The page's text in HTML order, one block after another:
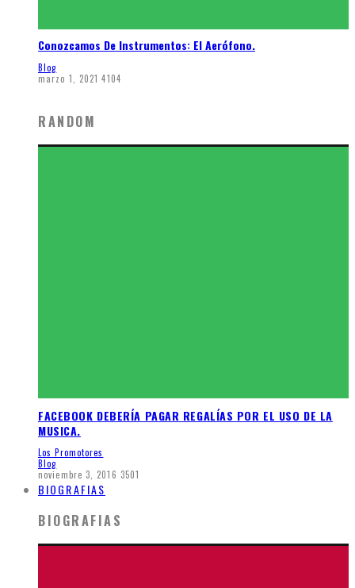
Conozcamos De Instrumentos: El Aerófono.
Blog
marzo 1, 2021 4104
RANDOM
FACEBOOK DEBERÍA PAGAR REGALÍAS POR EL USO DE LA
MUSICA.
Los Promotores
Blog
noviembre 3, 2016 3501
BIOGRAFIAS
BIOGRAFIAS